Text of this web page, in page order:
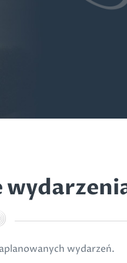
wydarzeń.